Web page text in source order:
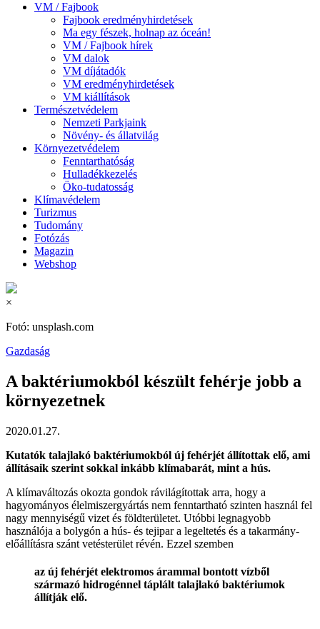
VM / Fajbook
Fajbook eredményhirdetések
Ma egy fészek, holnap az óceán!
VM / Fajbook hírek
VM dalok
VM díjátadók
VM eredményhirdetések
VM kiállítások
Természetvédelem
Nemzeti Parkjaink
Növény- és állatvilág
Környezetvédelem
Fenntarthatóság
Hulladékkezelés
Öko-tudatosság
Klímavédelem
Turizmus
Tudomány
Fotózás
Magazin
Webshop
×
Fotó: unsplash.com
Gazdaság
A baktériumokból készült fehérje jobb a
környezetnek
2020.01.27.
Kutatók talajlakó baktériumokból új fehérjét állítottak elő, ami
állításaik szerint sokkal inkább klímabarát, mint a hús.
A klímaváltozás okozta gondok rávilágítottak arra, hogy a
hagyományos élelmiszergyártás nem fenntartható szinten használ fel
nagy mennyiségű vizet és földterületet. Utóbbi legnagyobb
használója a bolygón a hús- és tejipar a legeltetés és a takarmány-
előállításra szánt vetésterület révén. Ezzel szemben
az új fehérjét elektromos árammal bontott vízből
származó hidrogénnel táplált talajlakó baktériumok
állítják elő.